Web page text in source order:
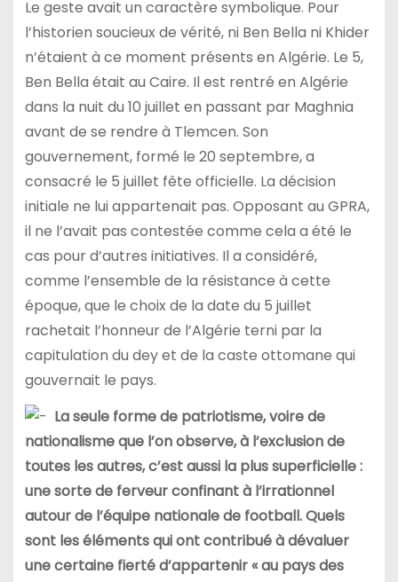
Le geste avait un caractère symbolique. Pour
l’historien soucieux de vérité, ni Ben Bella ni Khider
n’étaient à ce moment présents en Algérie. Le 5,
Ben Bella était au Caire. Il est rentré en Algérie
dans la nuit du 10 juillet en passant par Maghnia
avant de se rendre à Tlemcen. Son
gouvernement, formé le 20 septembre, a
consacré le 5 juillet fête officielle. La décision
initiale ne lui appartenait pas. Opposant au GPRA,
il ne l’avait pas contestée comme cela a été le
cas pour d’autres initiatives. Il a considéré,
comme l’ensemble de la résistance à cette
époque, que le choix de la date du 5 juillet
rachetait l’honneur de l’Algérie terni par la
capitulation du dey et de la caste ottomane qui
gouvernait le pays.
La seule forme de patriotisme, voire de
nationalisme que l’on observe, à l’exclusion de
toutes les autres, c’est aussi la plus superficielle :
une sorte de ferveur confinant à l’irrationnel
autour de l’équipe nationale de football. Quels
sont les éléments qui ont contribué à dévaluer
une certaine fierté d’appartenir « au pays des